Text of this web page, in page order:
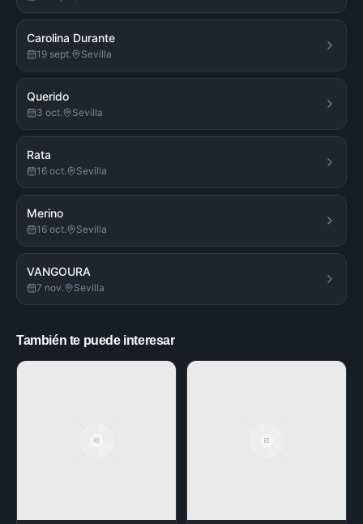
Carolina Durante
19 sept. Sevilla
Querido
3 oct. Sevilla
Rata
16 oct. Sevilla
Merino
16 oct. Sevilla
VANGOURA
7 nov. Sevilla
También te puede interesar